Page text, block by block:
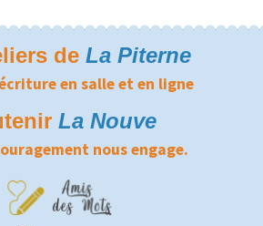
de La Piterne
en salle et en ligne
La Nouve
nous engage.